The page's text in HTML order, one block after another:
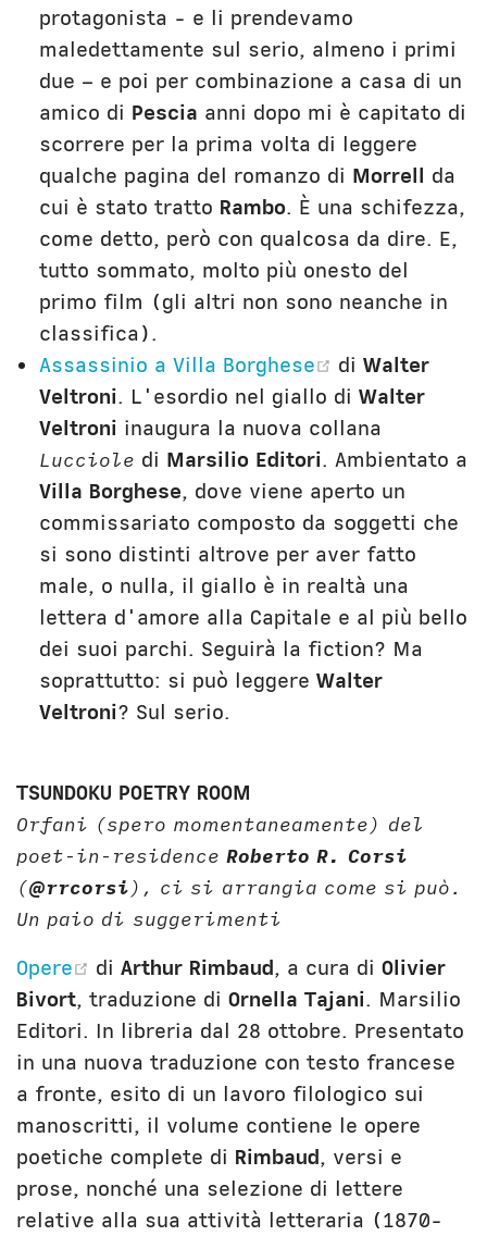
protagonista - e li prendevamo
maledettamente sul serio, almeno i primi
due – e poi per combinazione a casa di un
amico di Pescia anni dopo mi è capitato di
scorrere per la prima volta di leggere
qualche pagina del romanzo di Morrell da
cui è stato tratto Rambo. È una schifezza,
come detto, però con qualcosa da dire. E,
tutto sommato, molto più onesto del
primo film (gli altri non sono neanche in
classifica).
Assassinio a Villa Borghese
(opens new
diWalter
Veltroni. L'esordio nel giallo diWalter
Veltroni inaugura la nuova collana
Lucciole di Marsilio Editori. Ambientato a
Villa Borghese, dove viene aperto un
commissariato composto da soggetti che
si sono distinti altrove per aver fatto
male, o nulla, il giallo è in realtà una
lettera d'amore alla Capitale e al più bello
dei suoi parchi. Seguirà la fiction? Ma
soprattutto: si può leggereWalter
Veltroni? Sul serio.
TSUNDOKU POETRY ROOM
Orfani (spero momentaneamente) del
poet-in-residenceRoberto R. Corsi
(@rrcorsi), ci si arrangia come si può.
Un paio di suggerimenti
Opere
(opens new window)
di Arthur Rimbaud, a cura di Olivier
Bivort, traduzione di Ornella Tajani. Marsilio
Editori. In libreria dal 28 ottobre. Presentato
in una nuova traduzione con testo francese
a fronte, esito di un lavoro filologico sui
manoscritti, il volume contiene le opere
poetiche complete di Rimbaud, versi e
prose, nonché una selezione di lettere
relative alla sua attività letteraria (1870-